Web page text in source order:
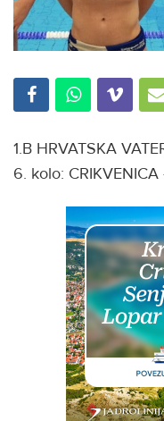
1.B HRVATSKA
6. kolo: CRIKVENICA